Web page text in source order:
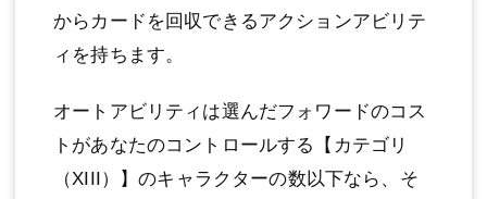
からカードを回収できるアクションアビリテ
ィを持ちます。
オートアビリティは選んだフォワードのコス
トがあなたのコントロールする【カテゴリ
（XIII）】のキャラクターの数以下なら、そ